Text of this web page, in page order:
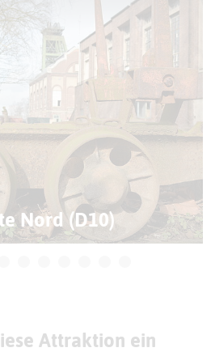
Nord (D10)
Attraktion ein